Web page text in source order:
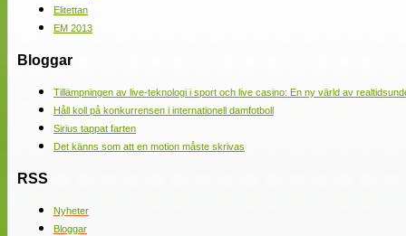
Elitettan
EM 2013
Bloggar
Tillämpningen av live-teknologi i sport och live casino: En ny värld av
Håll koll på konkurrensen i internationell damfotboll
Sirius tappat farten
Det känns som att en motion måste skrivas
RSS
Nyheter
Bloggar